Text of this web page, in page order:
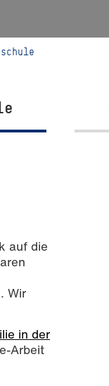
auf die
Wir
in der
Arbeit